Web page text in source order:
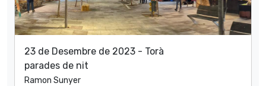
23 de Desembre de 2023 - Torà
parades de nit
Ramon Sunyer